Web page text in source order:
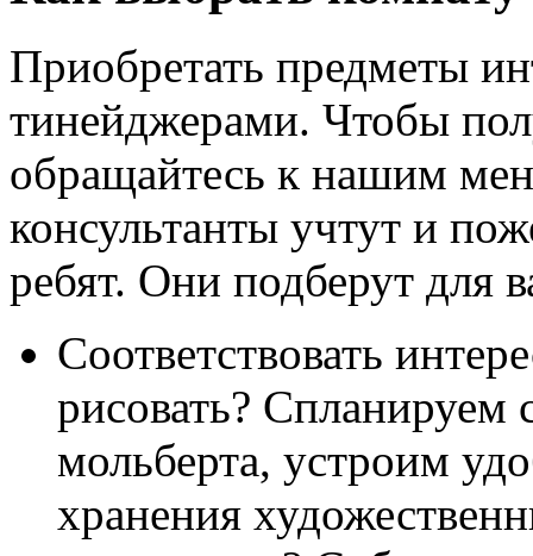
Приобретать предметы
тинейджерами. Чтобы
обращайтесь к нашим
консультанты учтут и
ребят. Они подберут для
Соответствовать
рисовать? Спланируем
мольберта, устроим
хранения